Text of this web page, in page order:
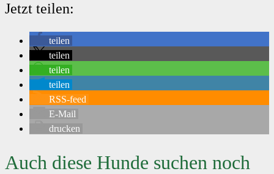
Jetzt teilen:
teilen
teilen
teilen
teilen
RSS-feed
E-Mail
drucken
Auch diese Hunde suchen noch